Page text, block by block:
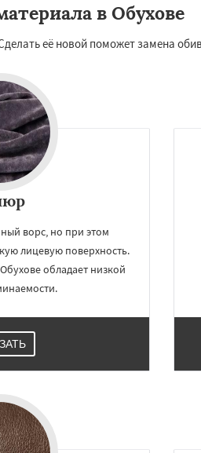
в Обухове
её новой поможет замена
ворс, но при этом
лицевую поверхность.
обладает низкой
персональных данных